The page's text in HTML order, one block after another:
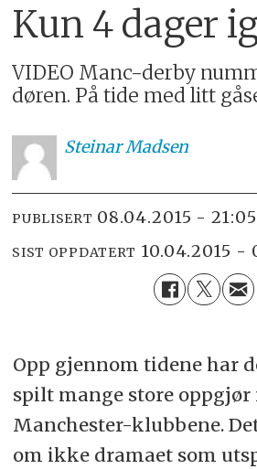
Kun 4 dager
VIDEO Manc-derby
døren. På tide med litt
SteinarMadsen
PUBLISERT 08.04.2015 - 21:05
SIST OPPDATERT 10.04.2015 -
Opp gjennom tidene har
spilt mange store
Manchester-klubbene.
om ikke dramaet som